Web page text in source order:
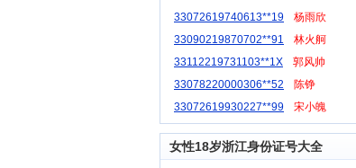
33072619740613**19
杨雨欣
33090219870702**91
林火舸
33112219731103**1X
郭风帅
33078220000306**52
陈铮
33072619930227**99
宋小魄
女性18岁浙江身份证号大全